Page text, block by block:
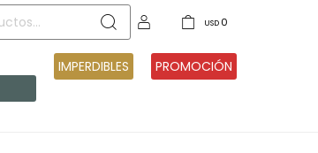
IMPERDIBLES PROMOCIÓN
USD 0